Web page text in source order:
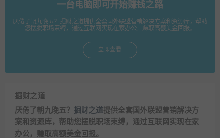
一台电脑即可开始赚钱之路
厌倦了朝九晚五？掘财之道提供全套国外联盟营销解决方案和资源库，帮助
您摆脱职场束缚，通过互联网实现在家办公，赚取高额美金回报。
立即查看
掘财之道
厌倦了朝九晚五？ 掘财之道提供全套国外联盟营销解决方
案和资源库，帮助您摆脱职场束缚，通过互联网实现在家
办公，赚取高额美金回报。